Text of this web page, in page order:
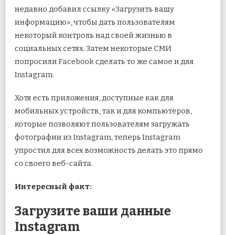
недавно добавил ссылку «Загрузить вашу
информацию», чтобы дать пользователям
некоторый контроль над своей жизнью в
социальных сетях. Затем некоторые СМИ
попросили Facebook сделать то же самое и для
Instagram.
Хотя есть приложения, доступные как для
мобильных устройств, так и для компьютеров,
которые позволяют пользователям загружать
фотографии из Instagram, теперь Instagram
упростил для всех возможность делать это прямо
со своего веб-сайта.
Интересный факт:
Загрузите ваши данные
Instagram